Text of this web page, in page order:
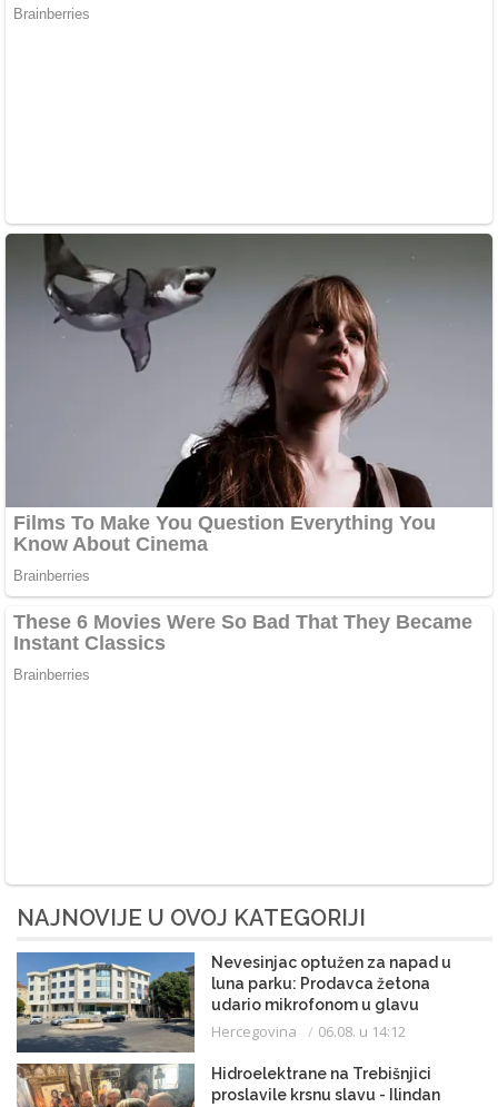
NAJNOVIJE U OVOJ KATEGORIJI
Nevesinjac optužen za napad u
luna parku: Prodavca žetona
udario mikrofonom u glavu
Hercegovina 06.08. u 14:12
Hidroelektrane na Trebišnjici
proslavile krsnu slavu - Ilindan